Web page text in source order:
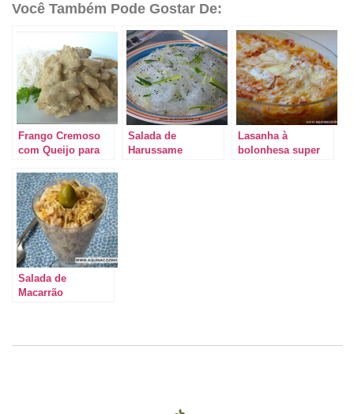
Você Também Pode Gostar De:
Frango Cremoso
com Queijo para
preguiçosa
Salada de
Harussame
Lasanha à
bolonhesa super
Salada de
Macarrão